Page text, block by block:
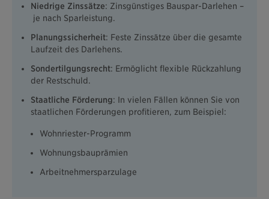
Niedrige Zinssätze: Zinsgünstiges Bauspar-Darlehen –
je nach Sparleistung.
Planungssicherheit: Feste Zinssätze über die gesamte
Laufzeit des Darlehens.
Sondertilgungsrecht: Ermöglicht flexible Rückzahlung
der Restschuld.
Staatliche Förderung: In vielen Fällen können Sie von
staatlichen Förderungen profitieren, zum Beispiel:
Wohnriester-Programm
Wohnungsbauprämien
Arbeitnehmersparzulage